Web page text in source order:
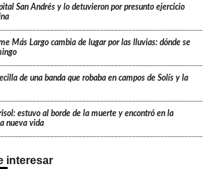
San Andrés y lo detuvieron por presunto ejercicio
Más Largo cambia de lugar por las lluvias: dónde se
de una banda que robaba en campos de Solís y la
estuvo al borde de la muerte y encontró en la
nueva vida
interesar